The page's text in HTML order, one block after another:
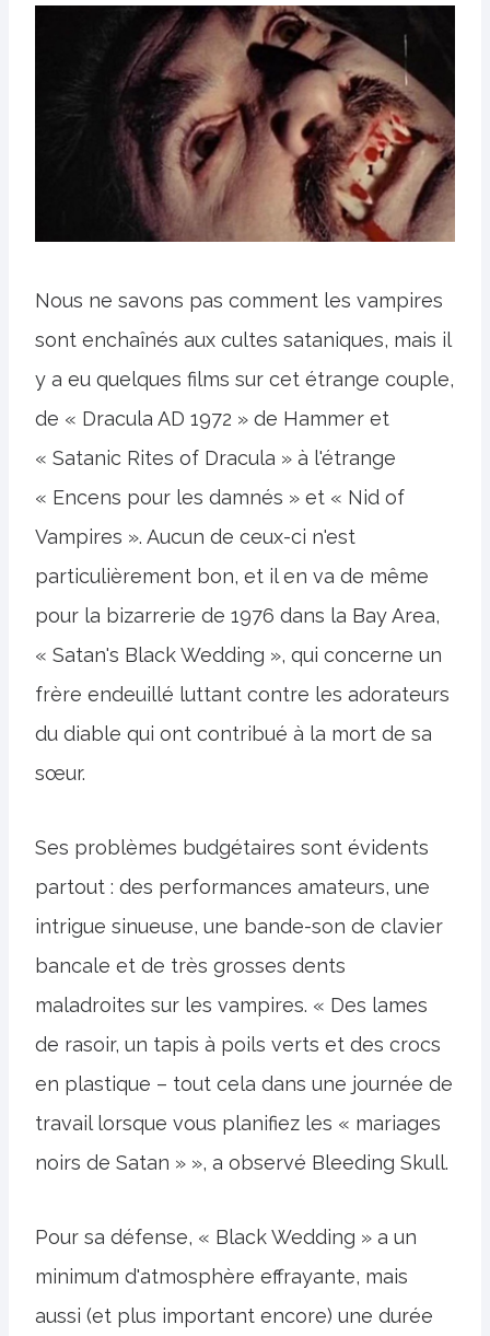
Nous ne savons pas comment les vampires
sont enchaînés aux cultes sataniques, mais il
y a eu quelques films sur cet étrange couple,
de « Dracula AD 1972 » de Hammer et
« Satanic Rites of Dracula » à l'étrange
« Encens pour les damnés » et « Nid of
Vampires ». Aucun de ceux-ci n'est
particulièrement bon, et il en va de même
pour la bizarrerie de 1976 dans la Bay Area,
« Satan's Black Wedding », qui concerne un
frère endeuillé luttant contre les adorateurs
du diable qui ont contribué à la mort de sa
sœur.
Ses problèmes budgétaires sont évidents
partout : des performances amateurs, une
intrigue sinueuse, une bande-son de clavier
bancale et de très grosses dents
maladroites sur les vampires. « Des lames
de rasoir, un tapis à poils verts et des crocs
en plastique – tout cela dans une journée de
travail lorsque vous planifiez les « mariages
noirs de Satan » », a observé Bleeding Skull.
Pour sa défense, « Black Wedding » a un
minimum d'atmosphère effrayante, mais
aussi (et plus important encore) une durée